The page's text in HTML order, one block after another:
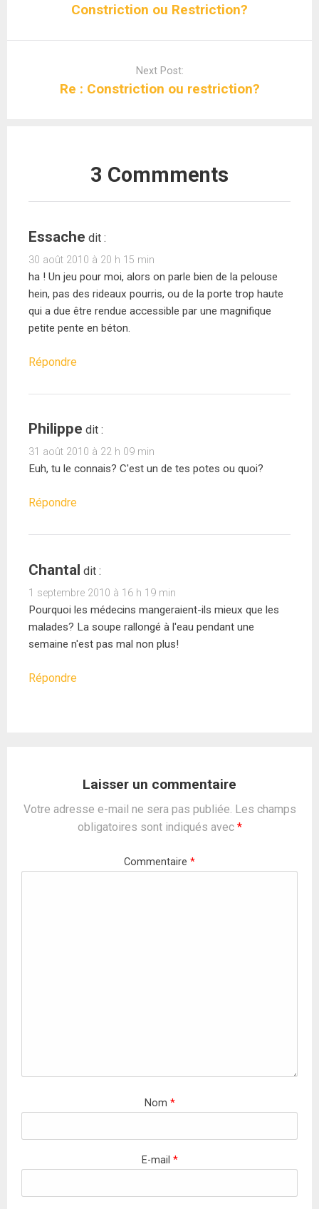
Constriction ou Restriction?
Next Post:
Re : Constriction ou restriction?
3 Commments
Essache dit :
30 août 2010 à 20 h 15 min
ha ! Un jeu pour moi, alors on parle bien de la pelouse
hein, pas des rideaux pourris, ou de la porte trop haute
qui a due être rendue accessible par une magnifique
petite pente en béton.
Répondre
Philippe dit :
31 août 2010 à 22 h 09 min
Euh, tu le connais? C'est un de tes potes ou quoi?
Répondre
Chantal dit :
1 septembre 2010 à 16 h 19 min
Pourquoi les médecins mangeraient-ils mieux que les
malades? La soupe rallongé à l'eau pendant une
semaine n'est pas mal non plus!
Répondre
Laisser un commentaire
Votre adresse e-mail ne sera pas publiée. Les champs
obligatoires sont indiqués avec *
Commentaire *
Nom *
E-mail *